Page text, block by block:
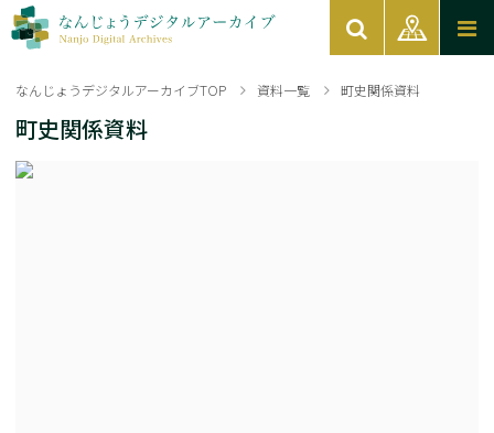
なんじょうデジタルアーカイブTOP 資料一覧 町史関係資料
町史関係資料